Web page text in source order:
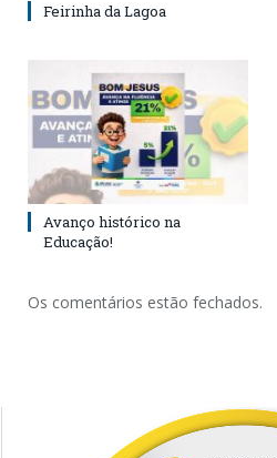
Feirinha da Lagoa
Avanço histórico na
Educação!
Os comentários estão fechados.